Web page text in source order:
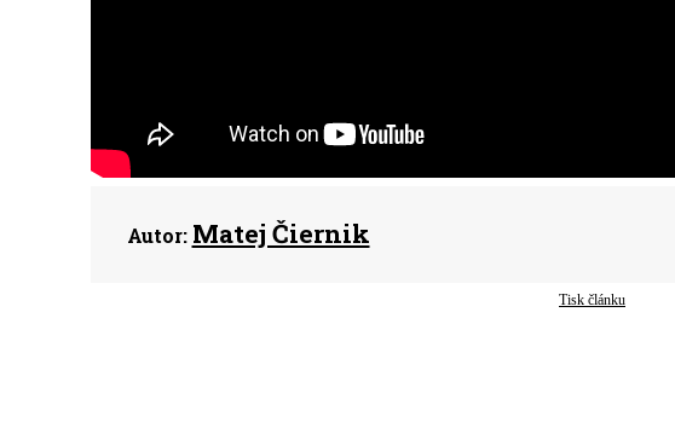
Autor: Matej Čiernik
Tisk článku